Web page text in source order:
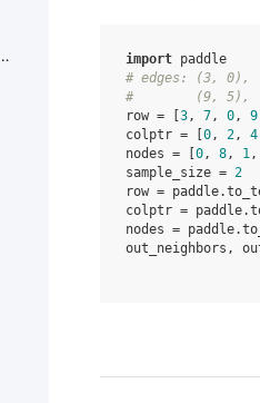
import paddle
# edges: (3,
#        (9, 5),
row = 3, 7, 0, 9
colptr = 0, 2, 4
nodes = 0, 8, 1,
sample_size = 2
row = paddle.
colptr = paddle.
nodes = paddle.
out_neighbors ,